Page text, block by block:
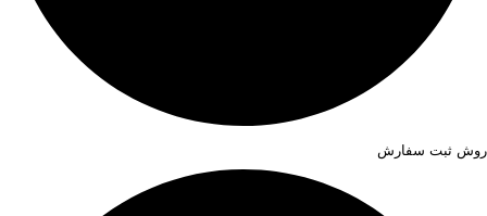
روش ثبت سفارش